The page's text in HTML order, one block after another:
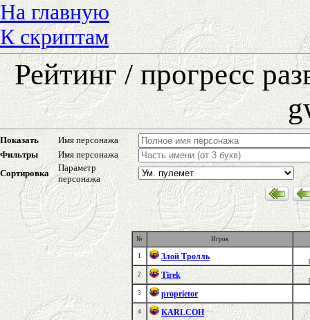
На главную
К скриптам
Рейтинг / прогресс
Показать
Имя персонажа
Фильтры
Имя персонажа
Сортировка
Параметр
персонажа
№ Игрок
1 Злой Тролль
2
Tirek
3
proprietor
4 KARLCOH